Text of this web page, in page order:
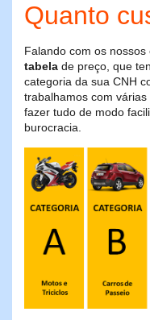
Quanto
Falando com os nossos
tabela de preço, que
categoria da sua CNH
trabalhamos com
fazer tudo de modo
burocracia.